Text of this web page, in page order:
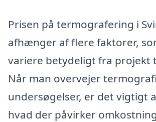
Prisen på termografering i
afhænger af flere faktorer,
variere betydeligt fra projekt
Når man overvejer
undersøgelser, er det vigtigt
hvad der påvirker